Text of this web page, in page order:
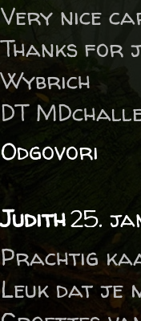
Very nice
Thanks for
Wybrich
DT
Odgovori
Judith25.
Prachtig
Leuk dat je